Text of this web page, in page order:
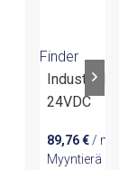
Finder
Industrial
24VDC
89,76€ /
Myyntierä